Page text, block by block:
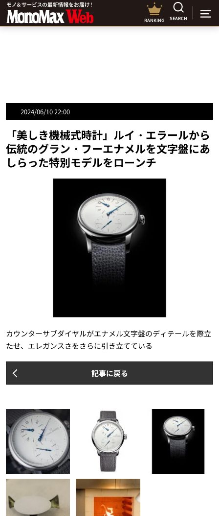
RANKING SEARCH
2024/06/10 22:00
「美しき機械式時計」ルイ・エラールから
伝統のグラン・フーエナメルを文字盤にあ
しらった特別モデルをローンチ
カウンターサブダイヤルがエナメル文字盤のディテールを際立
たせ、エレガンスさをさらに引き立てている
記事に戻る